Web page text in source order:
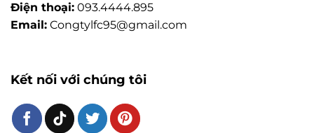
Điện thoại: 093.4444.895
Email: Congtylfc95@gmail.com
Kết nối với chúng tôi